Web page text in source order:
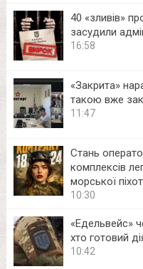
40 «зливів»
засудили
16:58
«Закрита»
такою вже
11:47
Стань
комплексів
морської
10:30
«Едельвейс»
хто готовий
10:42